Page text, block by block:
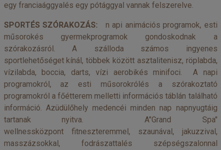
egy franciaággyalés egy pótággyal vannak felszerelve.
SPORTÉS SZÓRAKOZÁS:
n api animációs programok, esti
műsorokés gyermekprogramok gondoskodnak a
szórakozásról. A szálloda számos ingyenes
sportlehetőséget kínál, többek között asztalitenisz, röplabda,
vízilabda, boccia, darts, vízi aerobikés minifoci. A napi
programokról, az esti műsorokrólés a szórakoztató
programokról a főétterem melletti információs táblán található
információ. Azüdülőhely medencéi minden nap napnyugtáig
tartanak nyitva. A"Grand Spa"
wellnessközpont fitneszteremmel, szaunával, jakuzzival,
masszázsokkal, fodrászattalés szépségszalonnal